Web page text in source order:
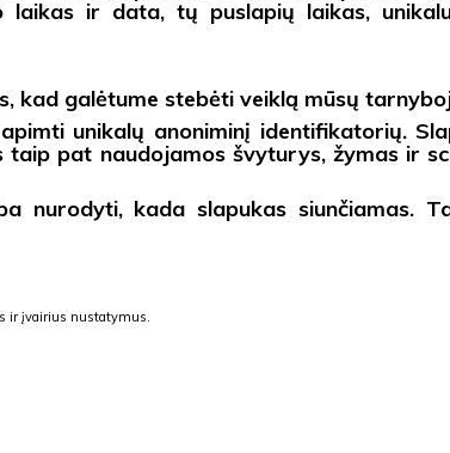
laikas ir data, tų puslapių laikas,
kad galėtume stebėti veiklą mūsų
unikalų anoniminį identifikatorių.
pat naudojamos švyturys, žymas ir
nurodyti, kada slapukas siunčiamas.
ir įvairius nustatymus.